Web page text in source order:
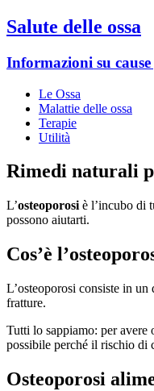
Salute delle ossa
Informazioni su cause
Le Ossa
Malattie delle ossa
Terapie
Utilità
Rimedi naturali
L’osteoporosi è l’incubo di
possono aiutarti.
Cos’è
L’osteoporosi consiste in
fratture.
Tutti lo sappiamo: per avere
possibile perché il rischio di
Osteoporosi